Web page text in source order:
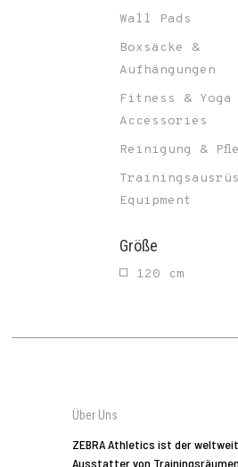
Wall Pads
Boxsäcke &
Aufhängungen
Fitness & Yoga
Accessories
Reinigung &
Equipment
Größe
120 cm
Über Uns
ZEBRA Athletics ist der
Ausstatter von